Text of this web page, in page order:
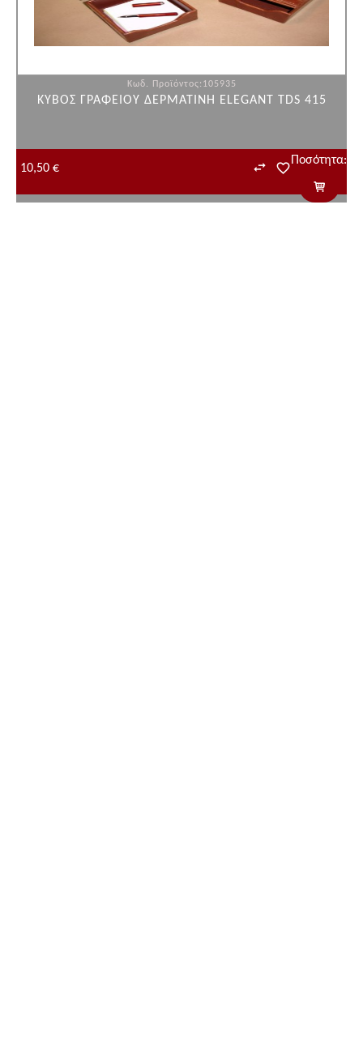
Κωδ. Προϊόντος:105935
ΚΥΒΟΣ ΓΡΑΦΕΙΟΥ ΔΕΡΜΑΤΙΝΗ ELEGANT TDS 415
Ποσότητα:
10,50 €